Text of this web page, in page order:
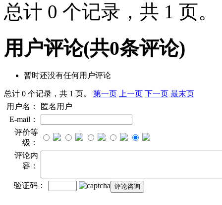
总计 0 个记录，共 1 页。
用户评论(共0条评论)
暂时还没有任何用户评论
总计 0 个记录，共 1 页。 第一页 上一页 下一页 最末页
用户名：
匿名用户
E-mail：
评价等
级：
评论内
容：
验证码：